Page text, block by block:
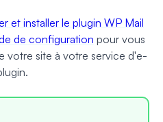
et installer le plugin WP Mail
de configuration pour vous
votre site à votre service d'e-